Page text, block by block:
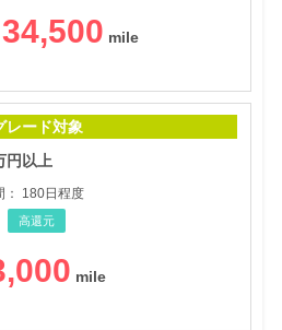
34,500
レード対象
円以上
180日程度
高還元